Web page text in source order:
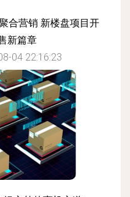
合营销 新楼盘项目开
新篇章
04 22:16:23